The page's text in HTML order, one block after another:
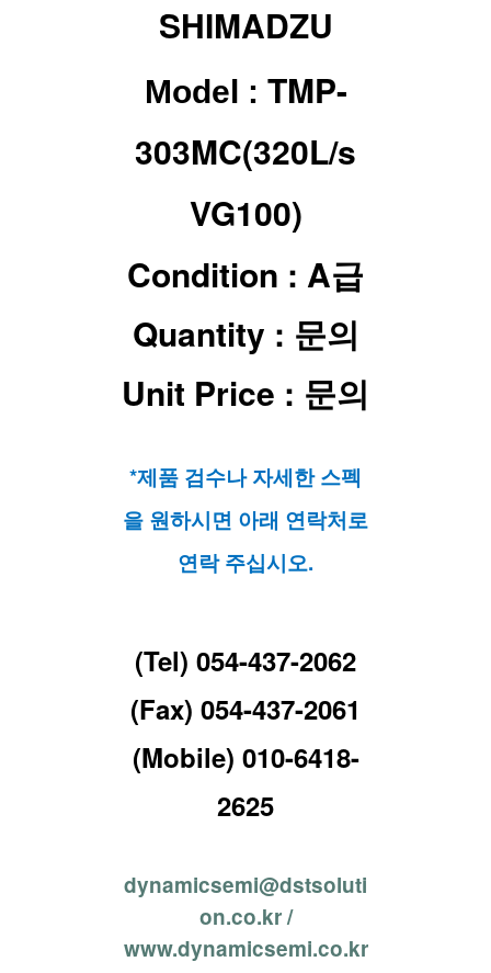
SHIMADZU
Model : TMP-
303MC(320L/s
VG100)
Condition : A급
Quantity : 문의
Unit Price : 문의
*제품 검수나 자세한 스펙
을 원하시면 아래 연락처로
연락 주십시오.
(Tel) 054-437-2062
(Fax) 054-437-2061
(Mobile) 010-6418-
2625
dynamicsemi@dstsoluti
on.co.kr /
www.dynamicsemi.co.kr